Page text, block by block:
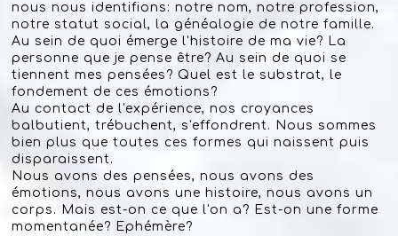
nous nous identifions: notre nom, notre profession,
notre statut social, la généalogie de notre famille.
Au sein de quoi émerge l'histoire de ma vie? La
personne que je pense être? Au sein de quoi se
tiennent mes pensées? Quel est le substrat, le
fondement de ces émotions?
Au contact de l'expérience, nos croyances
balbutient, trébuchent, s'effondrent. Nous sommes
bien plus que toutes ces formes qui naissent puis
disparaissent.
Nous avons des pensées, nous avons des
émotions, nous avons une histoire, nous avons un
corps. Mais est-on ce que l'on a? Est-on une forme
momentanée? Ephémère?